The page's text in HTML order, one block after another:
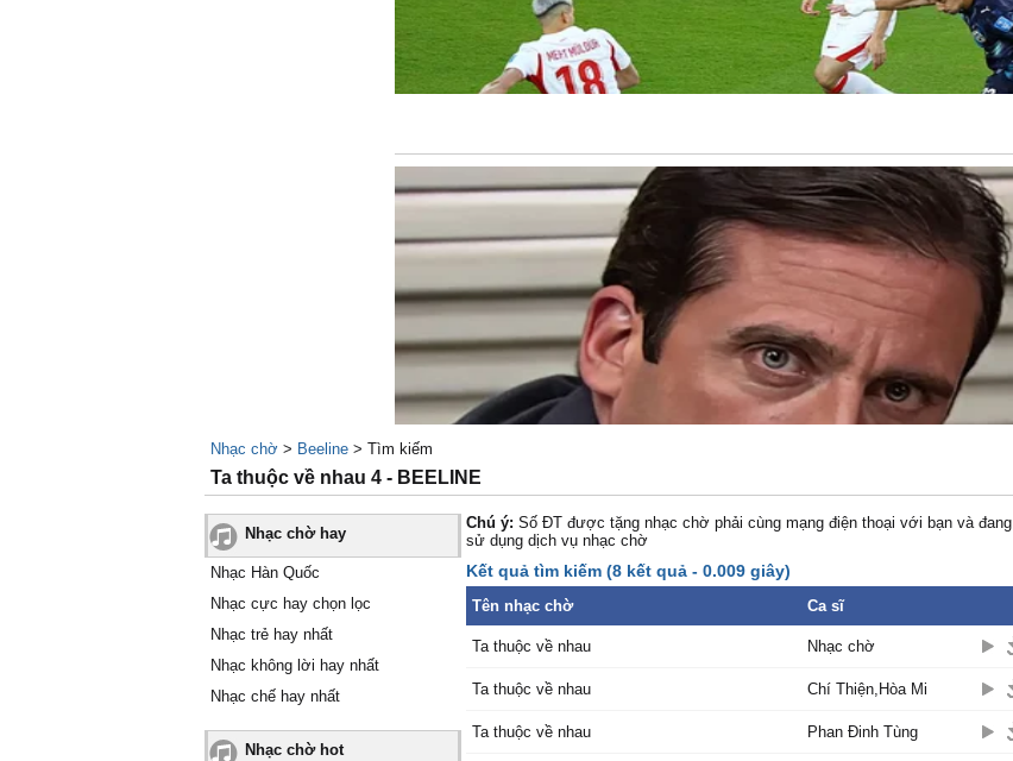
Nhạc chờ > Beeline > Tìm kiếm
Ta thuộc về nhau 4 - BEELINE
Nhạc chờ hay
Nhạc Hàn Quốc
Nhạc cực hay chọn lọc
Nhạc trẻ hay nhất
Nhạc không lời hay nhất
Nhạc chế hay nhất
Nhạc chờ hot
Chú ý: Số ĐT được tặng nhạc chờ phải cùng mạng điện thoại với bạn và đang
sử dụng dịch vụ nhạc chờ
Kết quả tìm kiếm (8 kết quả - 0.009 giây)
Tên nhạc chờ Ca sĩ
Ta thuộc về nhau Nhạc chờ
Ta thuộc về nhau Chí Thiện,Hòa Mi
Ta thuộc về nhau Phan Đinh Tùng